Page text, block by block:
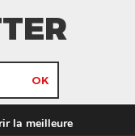
et les
la meilleure